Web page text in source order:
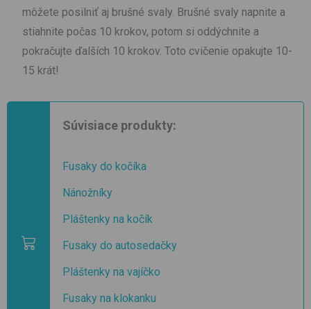
môžete posilniť aj brušné svaly. Brušné svaly napnite a
stiahnite počas 10 krokov, potom si oddýchnite a
pokračujte ďalších 10 krokov. Toto cvičenie opakujte 10-
15 krát!
Súvisiace produkty:
Fusaky do kočíka
Nánožníky
Pláštenky na kočík
Fusaky do autosedačky
Pláštenky na vajíčko
Fusaky na klokanku